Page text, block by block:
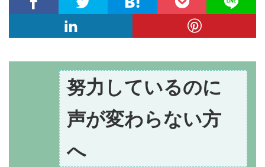
努力しているのに
声が変わらない方
へ